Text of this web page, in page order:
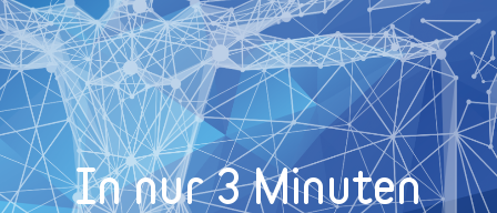
In nur 3 Minuten